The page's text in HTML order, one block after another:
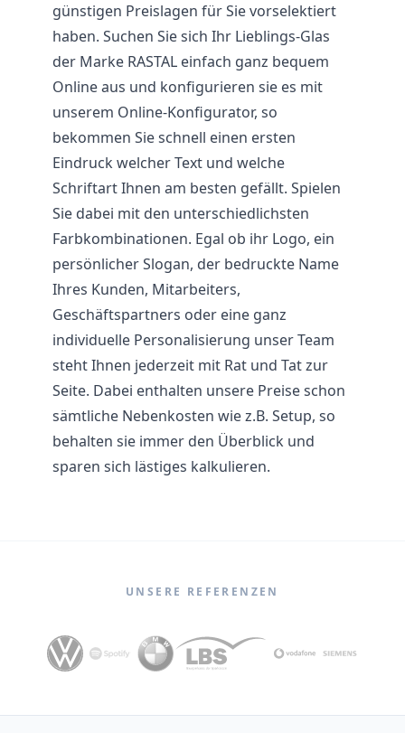
günstigen Preislagen für Sie vorselektiert
haben. Suchen Sie sich Ihr Lieblings-Glas
der Marke RASTAL einfach ganz bequem
Online aus und konfigurieren sie es mit
unserem Online-Konfigurator, so
bekommen Sie schnell einen ersten
Eindruck welcher Text und welche
Schriftart Ihnen am besten gefällt. Spielen
Sie dabei mit den unterschiedlichsten
Farbkombinationen. Egal ob ihr Logo, ein
persönlicher Slogan, der bedruckte Name
Ihres Kunden, Mitarbeiters,
Geschäftspartners oder eine ganz
individuelle Personalisierung unser Team
steht Ihnen jederzeit mit Rat und Tat zur
Seite. Dabei enthalten unsere Preise schon
sämtliche Nebenkosten wie z.B. Setup, so
behalten sie immer den Überblick und
sparen sich lästiges kalkulieren.
UNSERE REFERENZEN